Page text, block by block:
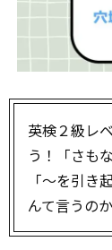
英検２級レ
う！「さも
「〜を引き
んて言うの